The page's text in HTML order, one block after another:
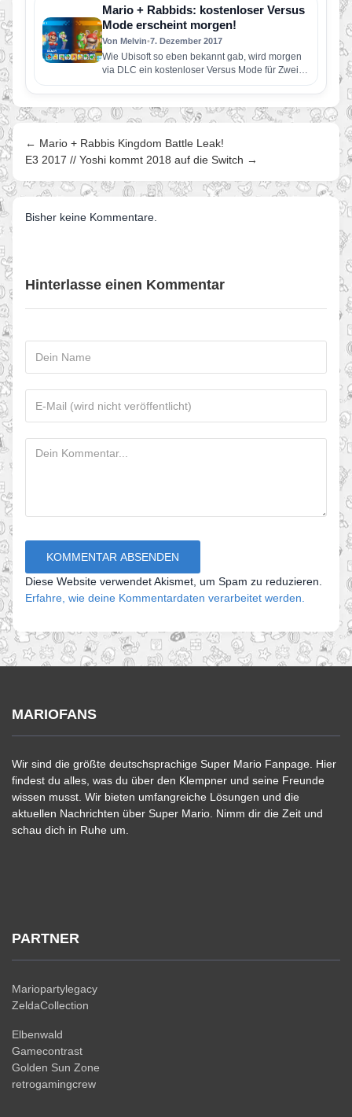
Kingdom Battle als spielbarer Charakter…
Mario + Rabbids: kostenloser Versus
Mode erscheint morgen!
Von Melvin•7. Dezember 2017
Wie Ubisoft so eben bekannt gab, wird morgen
via DLC ein kostenloser Versus Mode für Zwei
Spieler erscheinen.…
← Mario + Rabbis Kingdom Battle Leak!
E3 2017 // Yoshi kommt 2018 auf die Switch →
Bisher keine Kommentare.
Hinterlasse einen Kommentar
Diese Website verwendet Akismet, um Spam zu reduzieren.
Erfahre, wie deine Kommentardaten verarbeitet werden.
MARIOFANS
Wir sind die größte deutschsprachige Super Mario Fanpage. Hier
findest du alles, was du über den Klempner und seine Freunde
wissen musst. Wir bieten umfangreiche Lösungen und die
aktuellen Nachrichten über Super Mario. Nimm dir die Zeit und
schau dich in Ruhe um.
PARTNER
Mariopartylegacy
ZeldaCollection
Elbenwald
Gamecontrast
Golden Sun Zone
retrogamingcrew